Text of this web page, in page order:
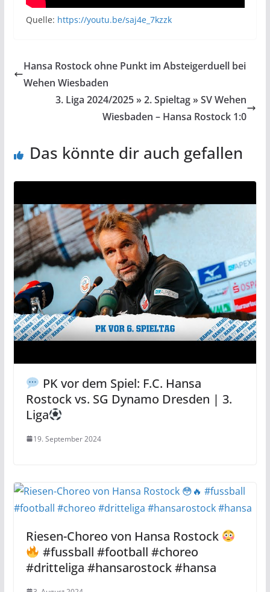
Quelle: https://youtu.be/saj4e_7kzzk
Hansa Rostock ohne Punkt im Absteigerduell bei
Wehen Wiesbaden
3. Liga 2024/2025 » 2. Spieltag » SV Wehen
Wiesbaden – Hansa Rostock 1:0
Das könnte dir auch gefallen
PK vor dem Spiel: F.C. Hansa
Rostock vs. SG Dynamo Dresden | 3.
Liga
19. September 2024
Riesen-Choreo von Hansa Rostock
#fussball #football #choreo
#dritteliga #hansarostock #hansa